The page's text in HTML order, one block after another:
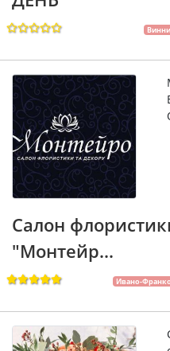
Салон
"Монтейр...
Ивано-